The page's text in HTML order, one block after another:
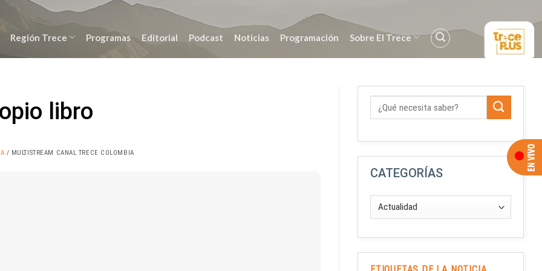
Región Trece Programas Editorial Podcast Noticias Programación Sobre El Trece
libro
/ MULTISTREAM CANAL TRECE COLOMBIA
CATEGORÍAS